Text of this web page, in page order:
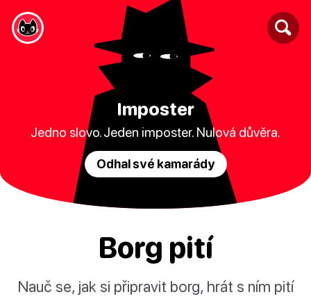
Imposter
Jedno slovo. Jeden imposter. Nulová důvěra.
Odhal své kamarády
Borg pití
Nauč se, jak si připravit borg, hrát s ním pití